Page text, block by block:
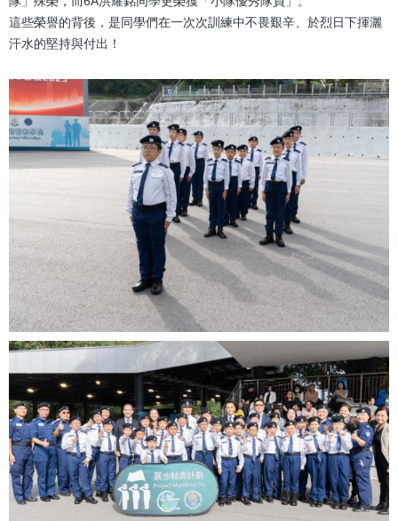
這些榮譽的背後，是同學們在一次次訓練中不畏艱辛、於烈日下揮灑
汗水的堅持與付出！